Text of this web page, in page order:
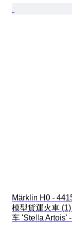
Märklin H0 -
模型貨運火車
车 'Stella Artois'